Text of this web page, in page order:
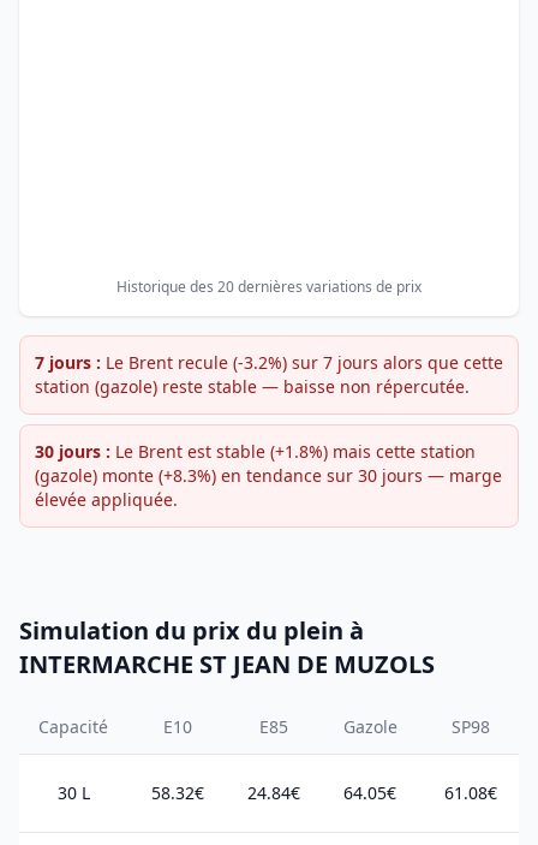
Historique des 20 dernières variations de prix
7 jours : Le Brent recule (-3.2%) sur 7 jours alors que cette
station (gazole) reste stable — baisse non répercutée.
30 jours : Le Brent est stable (+1.8%) mais cette station
(gazole) monte (+8.3%) en tendance sur 30 jours — marge
élevée appliquée.
Simulation du prix du plein à
INTERMARCHE ST JEAN DE MUZOLS
Capacité E10 E85 Gazole SP98
30 L 58.32€ 24.84€ 64.05€ 61.08€